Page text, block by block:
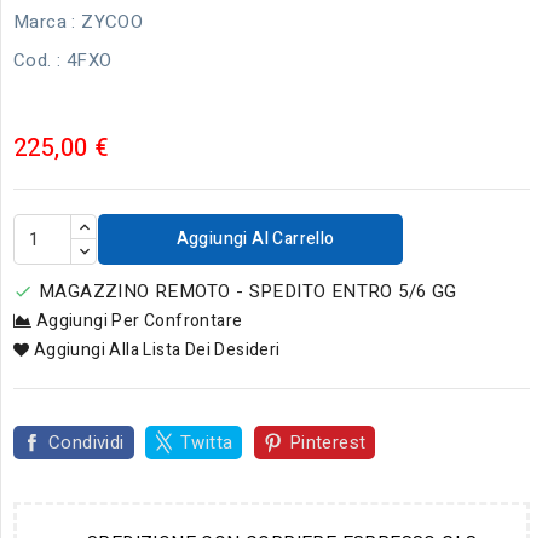
Marca : ZYCOO
Cod. : 4FXO
225,00 €
Aggiungi Al Carrello
 MAGAZZINO REMOTO - SPEDITO ENTRO 5/6 GG
Aggiungi Per Confrontare
Aggiungi Alla Lista Dei Desideri
Condividi Twitta Pinterest